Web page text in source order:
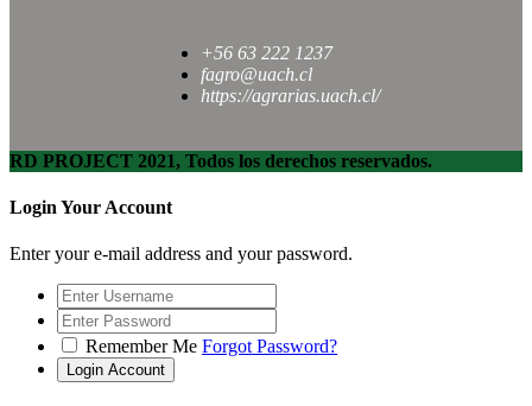
+56 63 222 1237
fagro@uach.cl
https://agrarias.uach.cl/
RD PROJECT 2021, Todos los derechos reservados.
Login Your Account
Enter your e-mail address and your password.
Remember Me Forgot Password?